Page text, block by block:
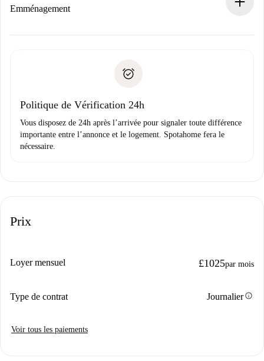
Si refusé : aucun prélèvement et nous vous proposerons
Justificatif de solvabilité
Emménagement
uniquement si aucun problème n'est signalé.
Politique de Vérification 24h
Vous disposez de 24h après l’arrivée pour signaler toute différence
importante entre l’annonce et le logement. Spotahome fera le
nécessaire.
Prix
Loyer mensuel £1025par mois
Type de contrat Journalierinfo
Voir tous les paiements